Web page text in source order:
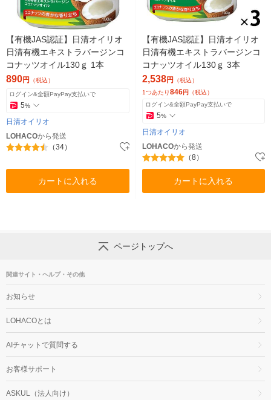
【有機JAS認証】日清オイリオ
日清有機エキストラバージンコ
コナッツオイル130ｇ 1本
890円 （税込）
ログイン&全額PayPay支払いで
5%
日清オイリオ
LOHACOから発送
（34）
カートに入れる
【有機JAS認証】日清オイリオ
日清有機エキストラバージンコ
コナッツオイル130ｇ 3本
2,538円 （税込）
1つあたり846円 （税込）
ログイン&全額PayPay支払いで
5%
日清オイリオ
LOHACOから発送
（8）
カートに入れる
ページトップへ
関連サイト・ヘルプ・その他
お知らせ
LOHACOとは
AIチャットで質問する
お客様サポート
ASKUL（法人向け）